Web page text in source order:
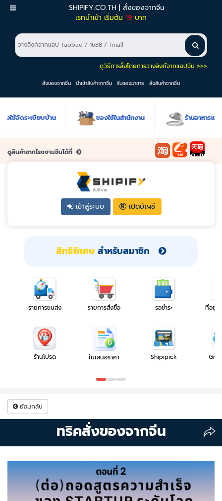
SHIPIFY.CO.TH | สั่งของจากจีน
เรทนำเข้า เริ่มต้น 19 บาท
เมนู
ดูวิธีการสั่งโดยการวางลิงก์จากแอปจีน >>>
สั่งของจากจีน นำเข้าสินค้าจากจีน รับของมาขาย สั่งสินค้าจากจีน
จัดระเบียบบ้าน ของใช้ในสำนักงาน ร้านอาหารและโร
ดูสินค้าจากโรงงานจีนได้ที่
เข้าสู่ระบบ เปิดบัญชี
สิทธิพิเศษ สำหรับสมาชิก
รายการขนส่ง รายการสั่งซื้อ รอชำระ ที่อยู่โ
ร้านโปรด ใบเสนอราคา Shipipick
ย้อนกลับ
ทริคสั่งของจากจีน